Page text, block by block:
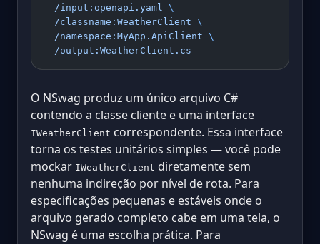
  /input:openapi.yaml
\
  /classname:WeatherClient
\
  /namespace:MyApp.ApiClient
\
  /output:WeatherClient.cs
O NSwag produz um único arquivo C#
contendo a classe cliente e uma interface
IWeatherClient correspondente. Essa interface
torna os testes unitários simples — você pode
mockar IWeatherClient diretamente sem
nenhuma indireção por nível de rota. Para
especificações pequenas e estáveis onde o
arquivo gerado completo cabe em uma tela, o
NSwag é uma escolha prática. Para